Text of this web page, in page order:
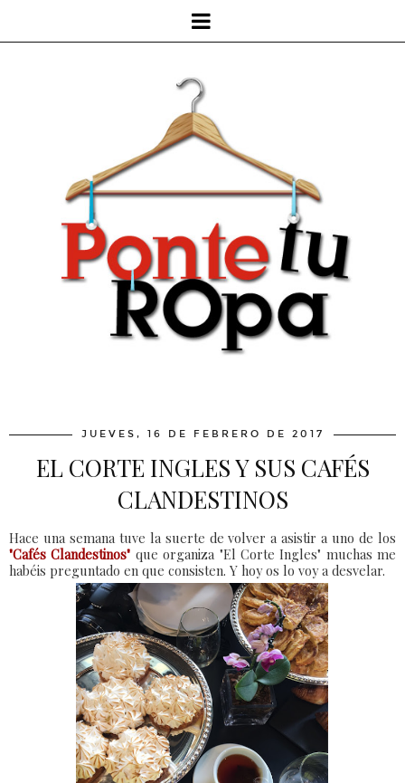
JUEVES, 16 DE FEBRERO DE 2017
EL CORTE INGLES Y SUS CAFÉS
CLANDESTINOS
Hace una semana tuve la suerte de volver a asistir a uno de los
"Cafés Clandestinos" que organiza "El Corte Ingles" muchas me
habéis preguntado en que consisten. Y hoy os lo voy a desvelar.